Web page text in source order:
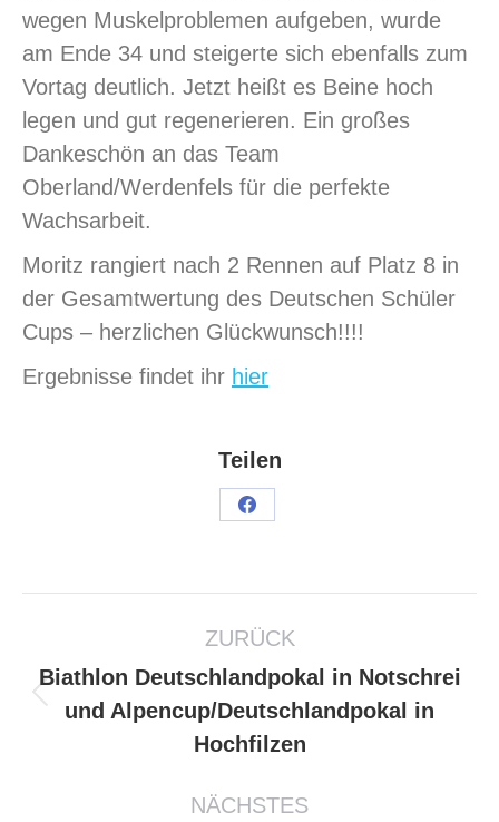
wegen Muskelproblemen aufgeben, wurde
am Ende 34 und steigerte sich ebenfalls zum
Vortag deutlich. Jetzt heißt es Beine hoch
legen und gut regenerieren. Ein großes
Dankeschön an das Team
Oberland/Werdenfels für die perfekte
Wachsarbeit.
Moritz rangiert nach 2 Rennen auf Platz 8 in
der Gesamtwertung des Deutschen Schüler
Cups – herzlichen Glückwunsch!!!!
Ergebnisse findet ihr hier
Teilen
ZURÜCK
Biathlon Deutschlandpokal in Notschrei
und Alpencup/Deutschlandpokal in
Hochfilzen
NÄCHSTES